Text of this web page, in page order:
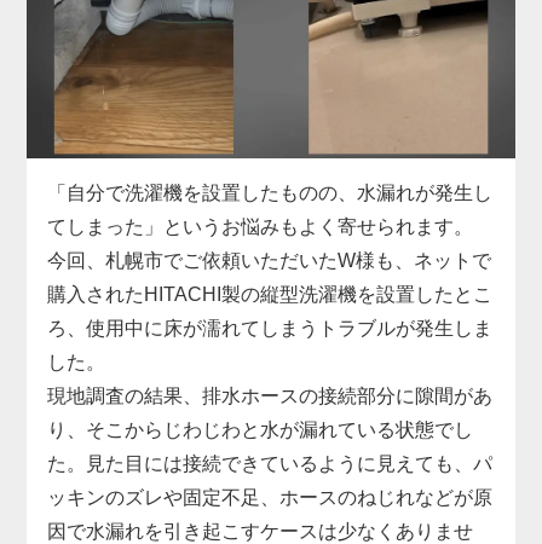
い状態。当店では、現地の設備に合った専用の給水
ホースをその場で用意し、排水ホースも延長パーツ
で対応。しっかりと固定・接続を行い、動作確認ま
で丁寧にサポートしました。施工料金は3,300円～
で、無駄な出費を抑えつつ、安全に取り付けを完了
しています。
洗濯機取り付けは、本体だけでなく「設置環境に合
った付属品の選定」がとても重要です。特に中古品
の場合、部品の欠品や劣化があることも多いため、
専門業者による現地対応でスムーズに解決するのが
安心です。お困りの際はぜひお気軽にご相談くださ
い。
「自分で洗濯機を設置したものの、水漏れが発生し
てしまった」というお悩みもよく寄せられます。
今回、札幌市でご依頼いただいたW様も、ネットで
購入されたHITACHI製の縦型洗濯機を設置したとこ
ろ、使用中に床が濡れてしまうトラブルが発生しま
した。
現地調査の結果、排水ホースの接続部分に隙間があ
り、そこからじわじわと水が漏れている状態でし
た。見た目には接続できているように見えても、パ
ッキンのズレや固定不足、ホースのねじれなどが原
因で水漏れを引き起こすケースは少なくありませ